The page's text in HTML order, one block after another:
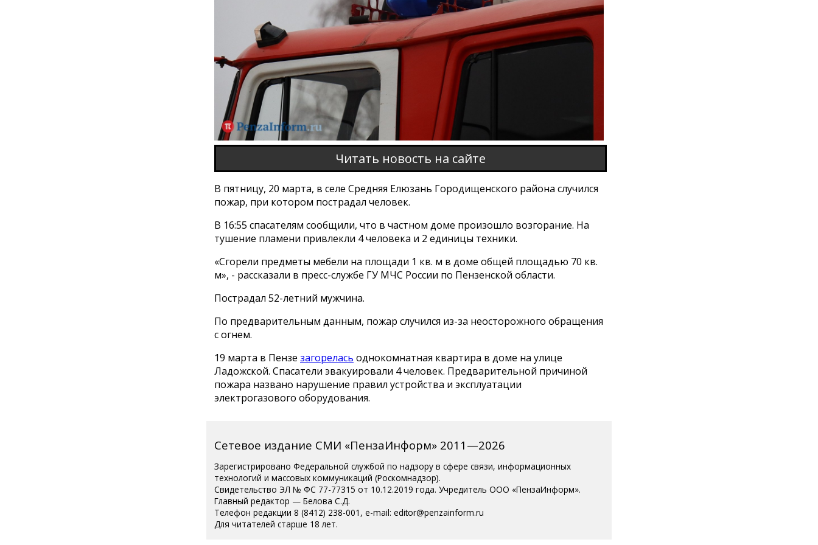
Читать новость на сайте
В пятницу, 20 марта, в селе Средняя Елюзань Городищенского района случился
пожар, при котором пострадал человек.
В 16:55 спасателям сообщили, что в частном доме произошло возгорание. На
тушение пламени привлекли 4 человека и 2 единицы техники.
«Сгорели предметы мебели на площади 1 кв. м в доме общей площадью 70 кв.
м», - рассказали в пресс-службе ГУ МЧС России по Пензенской области.
Пострадал 52-летний мужчина.
По предварительным данным, пожар случился из-за неосторожного обращения
с огнем.
19 марта в Пензе загорелась однокомнатная квартира в доме на улице
Ладожской. Спасатели эвакуировали 4 человек. Предварительной причиной
пожара названо нарушение правил устройства и эксплуатации
электрогазового оборудования.
Сетевое издание СМИ «ПензаИнформ» 2011—2026
Зарегистрировано Федеральной службой по надзору в сфере связи, информационных
технологий и массовых коммуникаций (Роскомнадзор).
Свидетельство ЭЛ № ФС 77-77315 от 10.12.2019 года. Учредитель ООО «ПензаИнформ».
Главный редактор — Белова С.Д.
Телефон редакции 8 (8412) 238-001, e-mail: editor@penzainform.ru
Для читателей старше 18 лет.